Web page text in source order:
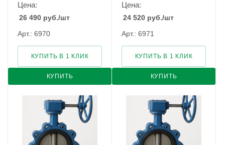
Цена:
26 490 руб./шт
Арт.: 6970
КУПИТЬ
КУПИТЬ В 1 КЛИК
Цена:
24 520 руб./шт
Арт.: 6971
КУПИТЬ
КУПИТЬ В 1 КЛИК